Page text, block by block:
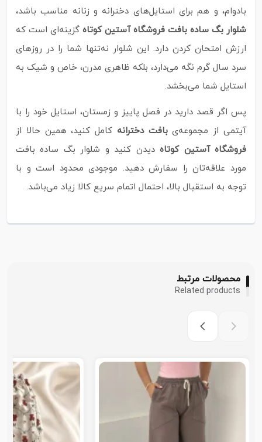
بادوام، و هم برای استایل‌های دخترانه و زنانه مناسب باشد،
شلوار بگ ساده بافت فروشگاه آستین کوتاه گزینه‌ای است که
ارزش امتحان کردن دارد. این شلوار نه‌تنها شما را در روزهای
سرد سال گرم نگه می‌دارد، بلکه ظاهری مدرن، خاص و شیک به
استایل شما می‌بخشد.
پس اگر قصد دارید در فصل پاییز و زمستان، استایل خود را با
آیتمی از مجموعه‌یبافت دخترانه کامل کنید، همین حالا از
فروشگاه آستین کوتاهدیدن کنید و شلوار بگ ساده بافت
مورد علاقه‌تان را سفارش دهید. موجودی محدود است و با
توجه به استقبال بالا، احتمال اتمام سریع کالا زیاد می‌باشد.
محصولات مرتبط
Related products